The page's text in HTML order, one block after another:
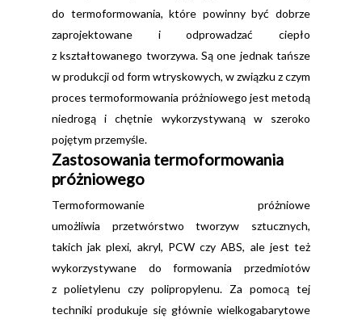
do termoformowania, które powinny być dobrze
zaprojektowane i odprowadzać ciepło
z kształtowanego tworzywa. Są one jednak tańsze
w produkcji od form wtryskowych, w związku z czym
proces termoformowania próżniowego jest metodą
niedrogą i chętnie wykorzystywaną w szeroko
pojętym przemyśle.
Zastosowania termoformowania
próżniowego
Termoformowanie próżniowe
umożliwia przetwórstwo tworzyw sztucznych,
takich jak plexi, akryl, PCW czy ABS, ale jest też
wykorzystywane do formowania przedmiotów
z polietylenu czy polipropylenu. Za pomocą tej
techniki produkuje się głównie wielkogabarytowe